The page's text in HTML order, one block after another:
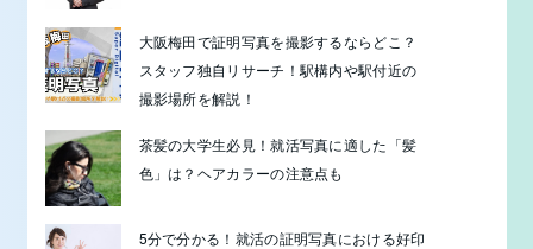
大阪梅田で証明写真を撮影するならどこ？
スタッフ独自リサーチ！駅構内や駅付近の
撮影場所を解説！
茶髪の大学生必見！就活写真に適した「髪
色」は？ヘアカラーの注意点も
5分で分かる！就活の証明写真における好印